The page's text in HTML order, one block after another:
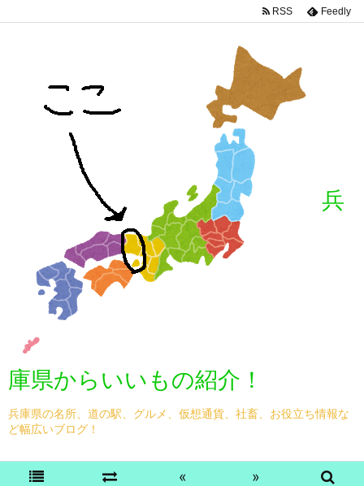
兵
庫県からいいもの紹介！
兵庫県の名所、道の駅、グルメ、仮想通貨、社畜、お役立ち情報な
ど幅広いブログ！
« »
RSS Feedly